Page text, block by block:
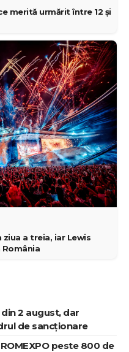
merită urmărit între 12 și
ziua a treia, iar Lewis
2 august, dar
de sancționare
peste 800 de